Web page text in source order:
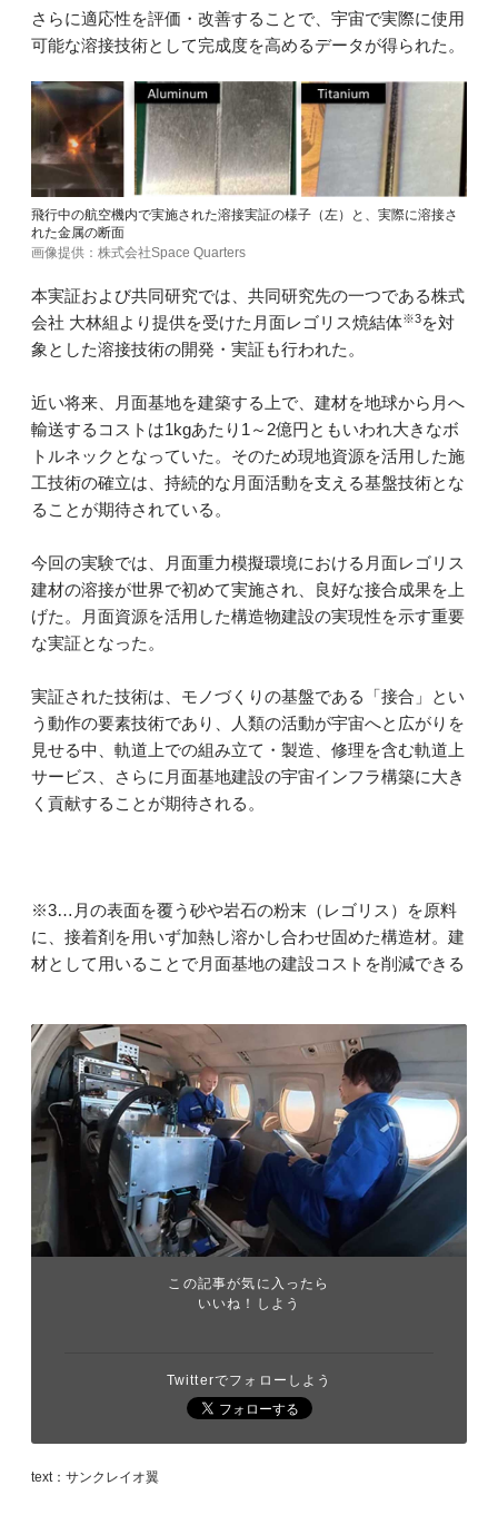
さらに適応性を評価・改善することで、宇宙で実際に使用
可能な溶接技術として完成度を高めるデータが得られた。
飛行中の航空機内で実施された溶接実証の様子（左）と、実際に溶接さ
れた金属の断面
画像提供：株式会社Space Quarters
本実証および共同研究では、共同研究先の一つである株式
会社 大林組より提供を受けた月面レゴリス焼結体※3を対
象とした溶接技術の開発・実証も行われた。
近い将来、月面基地を建築する上で、建材を地球から月へ
輸送するコストは1kgあたり1～2億円ともいわれ大きなボ
トルネックとなっていた。そのため現地資源を活用した施
工技術の確立は、持続的な月面活動を支える基盤技術とな
ることが期待されている。
今回の実験では、月面重力模擬環境における月面レゴリス
建材の溶接が世界で初めて実施され、良好な接合成果を上
げた。月面資源を活用した構造物建設の実現性を示す重要
な実証となった。
実証された技術は、モノづくりの基盤である「接合」とい
う動作の要素技術であり、人類の活動が宇宙へと広がりを
見せる中、軌道上での組み立て・製造、修理を含む軌道上
サービス、さらに月面基地建設の宇宙インフラ構築に大き
く貢献することが期待される。
※3…月の表面を覆う砂や岩石の粉末（レゴリス）を原料
に、接着剤を用いず加熱し溶かし合わせ固めた構造材。建
材として用いることで月面基地の建設コストを削減できる
この記事が気に入ったら
いいね！しよう
Twitterでフォローしよう
text：サンクレイオ翼